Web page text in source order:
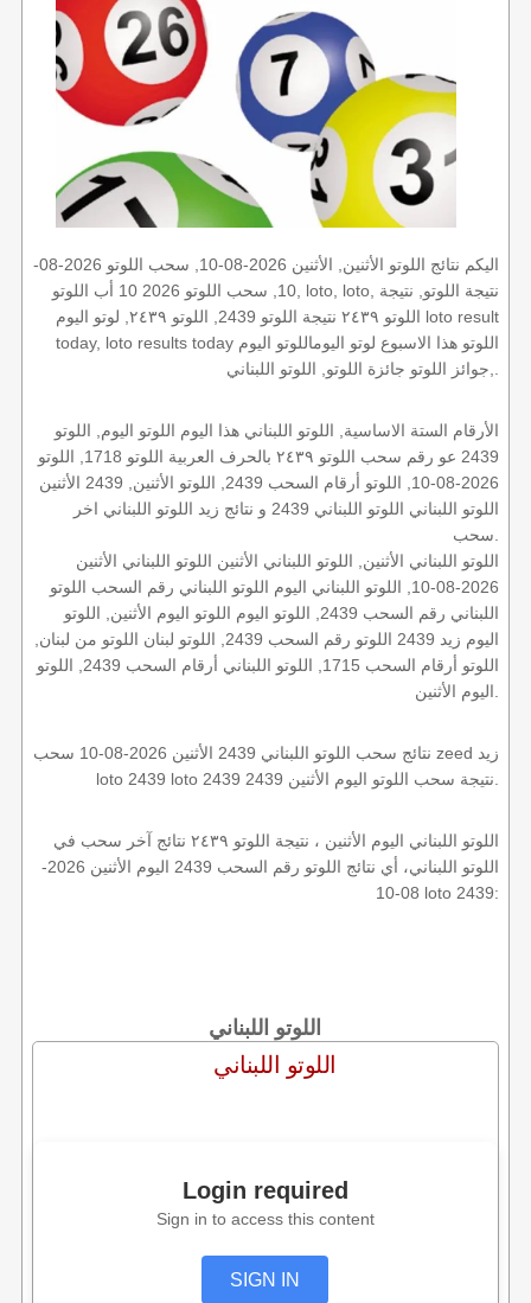
اليكم نتائج اللوتو الأثنين, الأثنين 2026-08-10, سحب اللوتو 2026-08-
10, سحب اللوتو 2026 10 أب اللوتو, loto, loto, نتيجة اللوتو, نتيجة
اللوتو ٢٤٣٩ نتيجة اللوتو 2439, اللوتو ٢٤٣٩, لوتو اليوم loto result
today, loto results today اللوتو هذا الاسبوع لوتو اليوماللوتو اليوم
الأرقام الستة الاساسية, اللوتو اللبناني هذا اليوم اللوتو اليوم, اللوتو
2439 عو رقم سحب اللوتو ٢٤٣٩ بالحرف العربية اللوتو 1718, اللوتو
2026-08-10, اللوتو أرقام السحب 2439, اللوتو الأثنين, 2439 الأثنين
اللوتو اللبناني اللوتو اللبناني 2439 و نتائج زيد اللوتو اللبناني اخر
اللوتو اللبناني الأثنين, اللوتو اللبناني الأثنين اللوتو اللبناني الأثنين
2026-08-10, اللوتو اللبناني اليوم اللوتو اللبناني رقم السحب اللوتو
اللبناني رقم السحب 2439, اللوتو اليوم اللوتو اليوم الأثنين, اللوتو
اليوم زيد 2439 اللوتو رقم السحب 2439, اللوتو لبنان اللوتو من لبنان,
اللوتو أرقام السحب 1715, اللوتو اللبناني أرقام السحب 2439, اللوتو
نتائج سحب اللوتو اللبناني 2439 الأثنين 2026-08-10 سحب zeed زيد
اللوتو اللبناني اليوم الأثنين ، نتيجة اللوتو ٢٤٣٩ نتائج آخر سحب في
اللوتو اللبناني، أي نتائج اللوتو رقم السحب 2439 اليوم الأثنين 2026-
08-10 loto 2439:
اللوتو اللبناني
اللوتو اللبناني
Login required
Sign in to access this content
SIGN IN